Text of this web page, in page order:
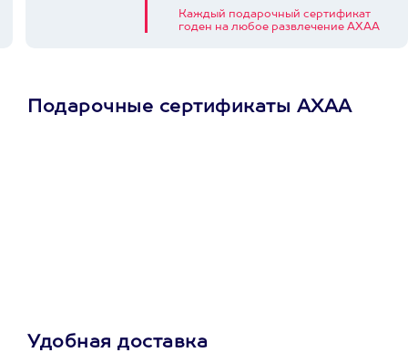
Каждый подарочный сертификат
годен на любое развлечение АХАА
Подарочные сертификаты АХАА
Удобная доставка